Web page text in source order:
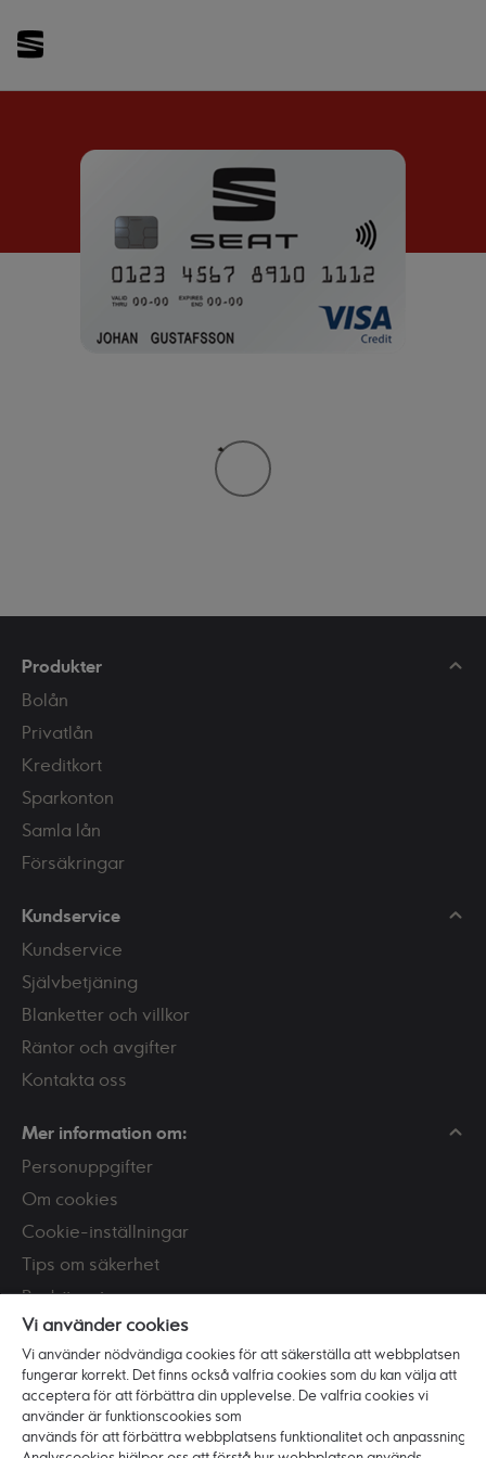
Produkter
Bolån
Privatlån
Kreditkort
Sparkonton
Samla lån
Försäkringar
Kundservice
Kundservice
Självbetjäning
Blanketter och villkor
Räntor och avgifter
Kontakta oss
Mer information om:
Personuppgifter
Om cookies
Cookie-inställningar
Tips om säkerhet
Bedrägeri
Skaffa och använd BankID
PSD2
Tillgänglighet
Vi är Ikano Bank
Vi använder cookies
Vi använder nödvändiga cookies för att säkerställa att webbplatsen
fungerar korrekt. Det finns också valfria cookies som du kan välja att
acceptera för att förbättra din upplevelse. De valfria cookies vi
använder är funktionscookies som
används för att förbättra webbplatsens funktionalitet och anpassning.